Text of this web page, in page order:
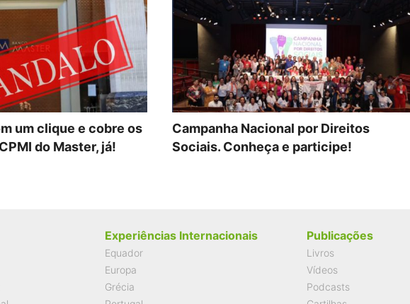
um clique e cobre os
do Master, já!
Campanha Nacional por Direitos
Sociais. Conheça e participe!
Experiências Internacionais
Equador
Europa
Grécia
Publicações
Livros
Vídeos
Podcasts